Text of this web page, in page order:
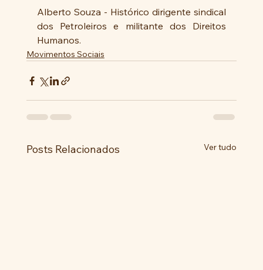
Alberto Souza - Histórico dirigente sindical
dos Petroleiros e militante dos Direitos
Humanos.
Movimentos Sociais
Posts Relacionados Ver tudo